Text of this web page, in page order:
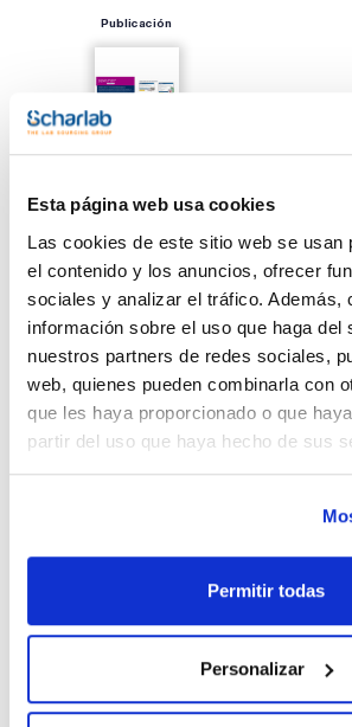
Esta página web usa cookies
Las cookies de este sitio web se usan
el contenido y los anuncios, ofrecer
sociales y analizar el tráfico. Además,
información sobre el uso que haga del
nuestros partners de redes sociales,
web, quienes pueden combinarla con
que les haya proporcionado o que
partir del uso que haya hecho de sus
Permitir todas
Personalizar
Publicación
Imprimir ficha de
producto
Características
Descripción : D10ST TOWERPACK
Volumen : 0,1–10 μL
Longitud (mm) : 30
Pack (u.) : 10x96
Las puntas PIPETMAN® DIAMOND están
encajar perfectamente con las pipetas
rellenar las puntas de forma rápida y
están codificados por colores para
Laboratorio (GLP).
Cada unidad comercial del formato
- 1 torre con 10 racks de 96 puntas (un
listas para usar).
- Totalmente autoclavables y
una identificación rápida.
- Cumplen con las normas de Buenas
Laboratorio (GLP).
Ver más
descargas
SDS/ Hoja de seguridad
descargas